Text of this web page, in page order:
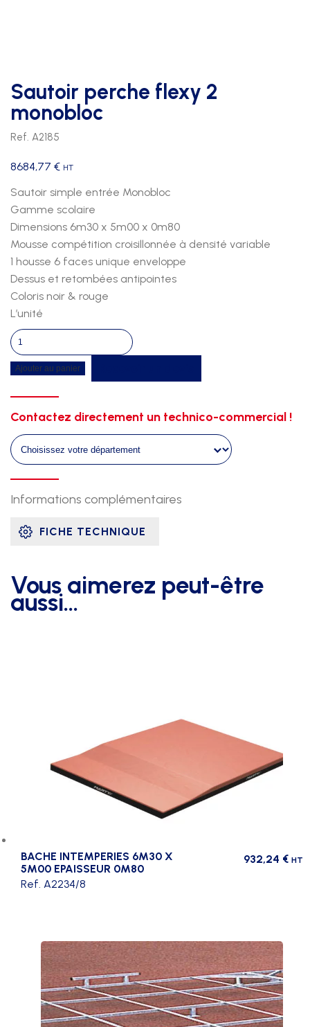
Sautoir perche flexy 2
monobloc
Ref. A2185
8684,77 € HT
Sautoir simple entrée Monobloc
Gamme scolaire
Dimensions 6m30 x 5m00 x 0m80
Mousse compétition croisillonnée à densité variable
1 housse 6 faces unique enveloppe
Dessus et retombées antipointes
Coloris noir & rouge
L’unité
quantité
de
Sautoir
2
monobloc
Ajouter au panier
Contactez directement un technico-commercial !
Informations complémentaires
FICHE TECHNIQUE
Vous aimerez peut-être
aussi…
BACHE INTEMPERIES 6M30 X
5M00 EPAISSEUR 0M80
932,24 € HT
Ref. A2234/8